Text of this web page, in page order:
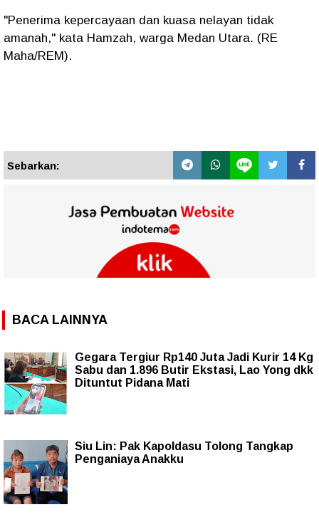
"Penerima kepercayaan dan kuasa nelayan tidak
amanah," kata Hamzah, warga Medan Utara. (RE
Maha/REM).
Sebarkan:
BACA LAINNYA
Gegara Tergiur Rp140 Juta Jadi Kurir 14 Kg
Sabu dan 1.896 Butir Ekstasi, Lao Yong dkk
Dituntut Pidana Mati
Siu Lin: Pak Kapoldasu Tolong Tangkap
Penganiaya Anakku